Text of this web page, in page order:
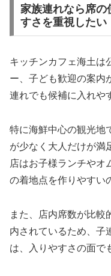
家族連れなら席の
すさを重視したい
キッチンカフェ海土は
ー、子ども歓迎の案内
連れでも候補に入れや
特に海鮮中心の観光地
が少なく大人だけが満
店はお子様ランチやオ
の着地点を作りやすい
また、店内席数が比較
内されているため、子
は、入りやすさの面で